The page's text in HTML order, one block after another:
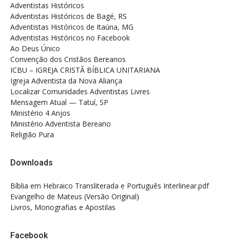
Adventistas Históricos
Adventistas Históricos de Bagé, RS
Adventistas Históricos de Itaúna, MG
Adventistas Históricos no Facebook
Ao Deus Único
Convenção dos Cristãos Bereanos
ICBU – IGREJA CRISTÃ BÍBLICA UNITARIANA
Igreja Adventista da Nova Aliança
Localizar Comunidades Adventistas Livres
Mensagem Atual — Tatuí, SP
Ministério 4 Anjos
Ministério Adventista Bereano
Religião Pura
Downloads
Bíblia em Hebraico Transliterada e Português Interlinear.pdf
Evangelho de Mateus (Versão Original)
Livros, Monografias e Apostilas
Facebook